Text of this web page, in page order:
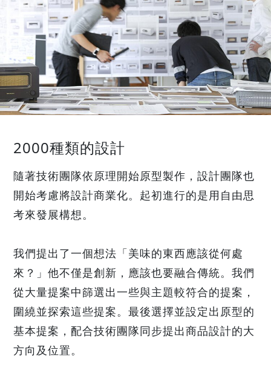
2000種類的設計
隨著技術團隊依原理開始原型製作，設計團隊也
開始考慮將設計商業化。起初進行的是用自由思
考來發展構想。
我們提出了一個想法「美味的東西應該從何處
來？」他不僅是創新，應該也要融合傳統。我們
從大量提案中篩選出一些與主題較符合的提案，
圍繞並探索這些提案。最後選擇並設定出原型的
基本提案，配合技術團隊同步提出商品設計的大
方向及位置。